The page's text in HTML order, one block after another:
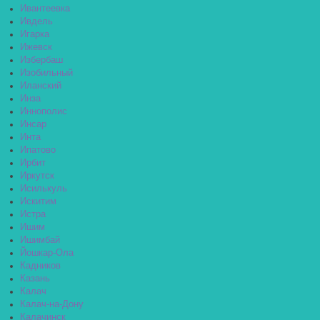
Ивантеевка
Ивдель
Игарка
Ижевск
Избербаш
Изобильный
Иланский
Инза
Иннополис
Инсар
Инта
Ипатово
Ирбит
Иркутск
Исилькуль
Искитим
Истра
Ишим
Ишимбай
Йошкар-Ола
Кадников
Казань
Калач
Калач-на-Дону
Калачинск